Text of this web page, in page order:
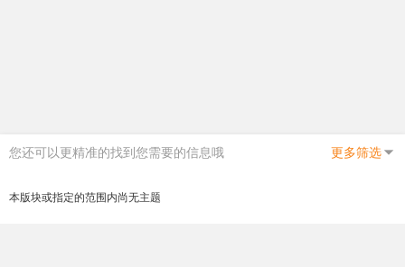
您还可以更精准的找到您需要的信息哦 更多筛选
本版块或指定的范围内尚无主题